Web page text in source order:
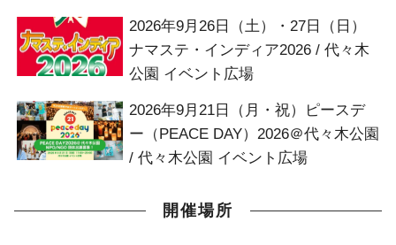
2026年9月26日（土）・27日（日）
ナマステ・インディア2026 / 代々木
公園 イベント広場
2026年9月21日（月・祝）ピースデ
ー（PEACE DAY）2026＠代々木公園
/ 代々木公園 イベント広場
開催場所